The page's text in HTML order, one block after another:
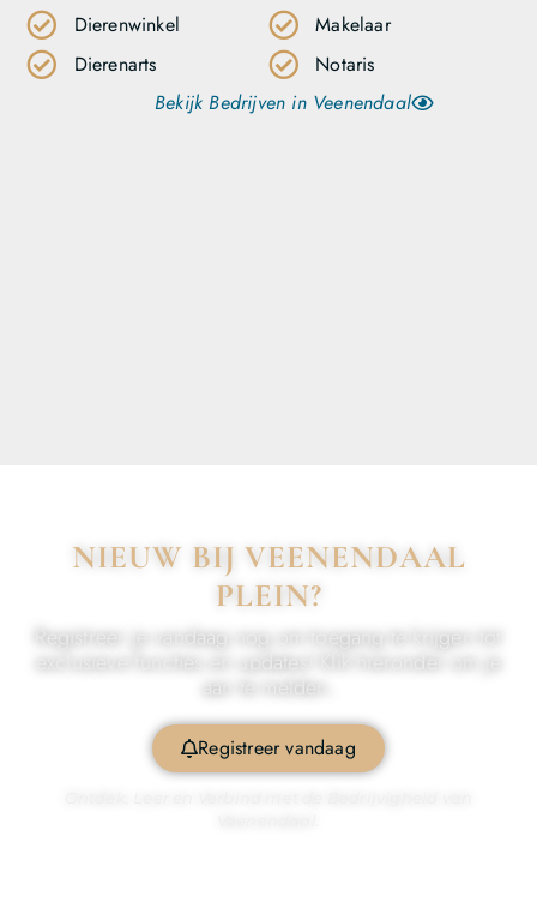
Dierenwinkel
Dierenarts
Makelaar
Notaris
Bekijk Bedrijven in Veenendaal
NIEUW BIJ VEENENDAAL
PLEIN?
Registreer je vandaag nog om toegang te krijgen tot
exclusieve functies en updates! Klik hieronder om je
aan te melden.
Registreer vandaag